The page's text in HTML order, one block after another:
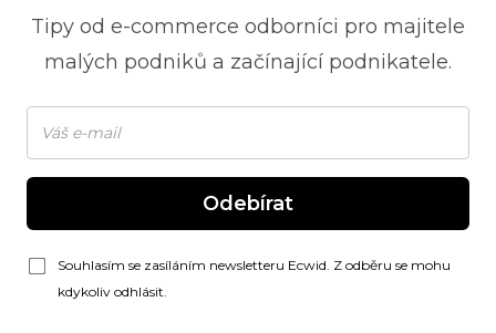
Tipy od e-commerce odborníci pro majitele
malých podniků a začínající podnikatele.
Odebírat
Souhlasím se zasíláním newsletteru Ecwid. Z odběru se mohu
kdykoliv odhlásit.